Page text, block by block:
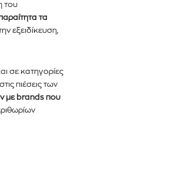
του
τα
εξειδίκευση,
σε κατηγορίες
πιέσεις των
με brands που